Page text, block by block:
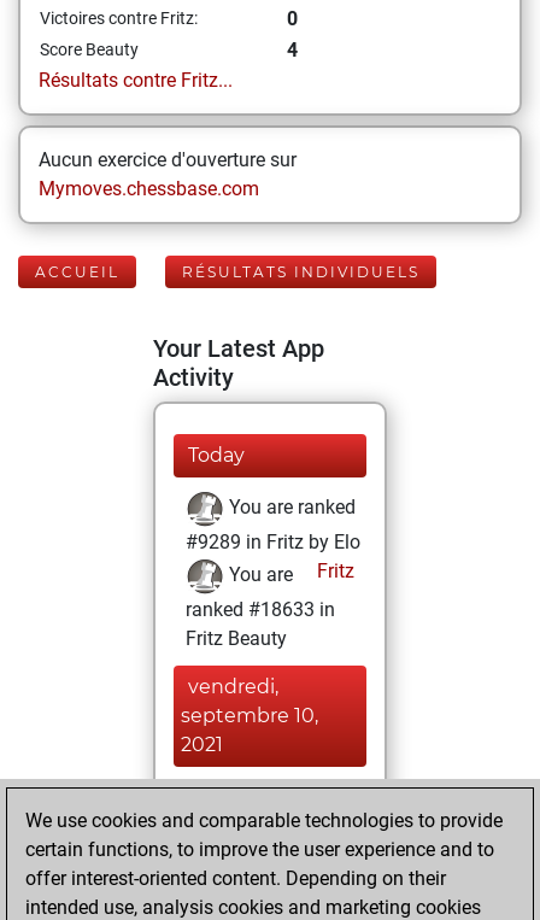
Victoires contre Fritz: 0
Score Beauty
4
Résultats contre Fritz...
Aucun exercice d'ouverture sur
Mymoves.chessbase.com
ACCUEIL RÉSULTATS INDIVIDUELS
Your Latest App
Activity
Today
You are ranked
#9289 in Fritz by Elo
Fritz
You are
ranked #18633 in
Fritz Beauty
vendredi,
septembre 10,
2021
BeautyScore of 4
Fritz
achieved a new Elo
We use cookies and comparable technologies to provide
certain functions, to improve the user experience and to
offer interest-oriented content. Depending on their
intended use, analysis cookies and marketing cookies